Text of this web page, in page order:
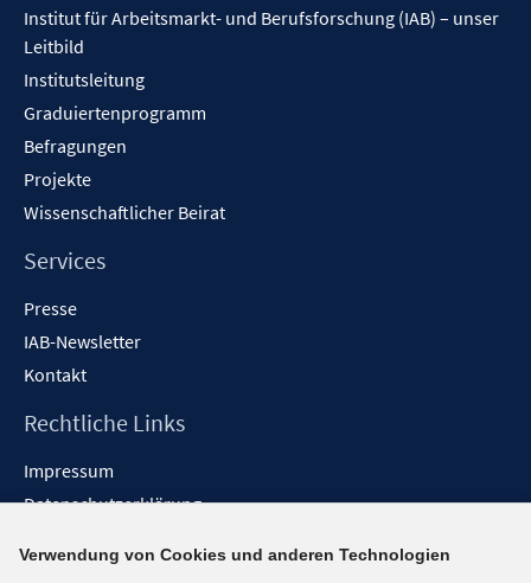
Institut für Arbeitsmarkt- und Berufsforschung (IAB) – unser
Leitbild
Institutsleitung
Graduiertenprogramm
Befragungen
Projekte
Wissenschaftlicher Beirat
Services
Presse
IAB-Newsletter
Kontakt
Rechtliche Links
Impressum
Datenschutzerklärung
Barrieren melden
Verwendung von Cookies und anderen Technologien